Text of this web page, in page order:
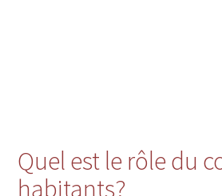
Quel est le rôle du
habitants?